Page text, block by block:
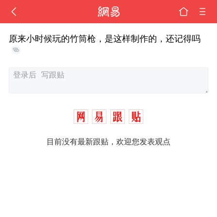
原来小时候玩的竹筒枪，是这样制作的，还记得吗
目前没有最新跟贴，欢迎您发表观点